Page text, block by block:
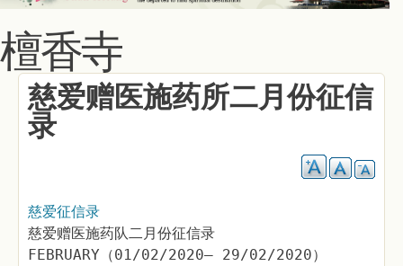
檀香寺
慈爱赠医施药所二月份征信
录
慈爱征信录
慈爱赠医施药队二月份征信录
FEBRUARY（01/02/2020– 29/02/2020）